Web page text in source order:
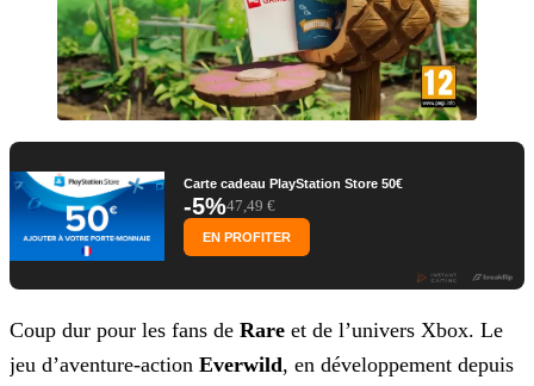
Carte cadeau PlayStation Store 50€
-5%47,49 €
EN PROFITER
Coup dur pour les fans de Rare et de l’univers Xbox. Le
jeu d’aventure-action Everwild, en développement depuis